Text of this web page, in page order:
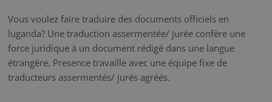
Vous voulez faire traduire des documents officiels en
luganda? Une traduction assermentée/ jurée confère une
force juridique à un document rédigé dans une langue
étrangère. Presence travaille avec une équipe fixe de
traducteurs assermentés/ jurés agréés.